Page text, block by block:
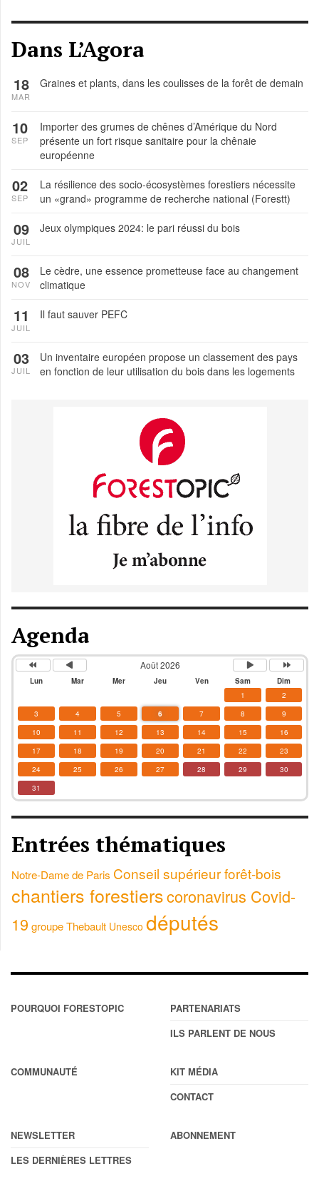
Dans L’Agora
Graines et plants, dans les coulisses de la forêt de demain
18
MAR
Importer des grumes de chênes d’Amérique du Nord
présente un fort risque sanitaire pour la chênaie
européenne
10
SEP
La résilience des socio-écosystèmes forestiers nécessite
un «grand» programme de recherche national (Forestt)
02
SEP
Jeux olympiques 2024: le pari réussi du bois
09
JUIL
Le cèdre, une essence prometteuse face au changement
climatique
08
NOV
Il faut sauver PEFC
11
JUIL
Un inventaire européen propose un classement des pays
en fonction de leur utilisation du bois dans les logements
03
JUIL
Agenda
Août 2026
Lun Mar Mer Jeu Ven Sam
Dim
1
2
3
4 5 6 7 8
9
10
11 12 13 14 15
16
17
18 19 20 21 22
23
24
25 26 27 28 29
30
31
Entrées thématiques
Notre-Dame de Paris Conseil supérieur forêt-bois
chantiers forestierscoronavirus Covid-
19 groupe Thebault Unesco députés
POURQUOI FORESTOPIC
PARTENARIATS
ILS PARLENT DE NOUS
COMMUNAUTÉ
KIT MÉDIA
CONTACT
NEWSLETTER
LES DERNIÈRES LETTRES
ABONNEMENT